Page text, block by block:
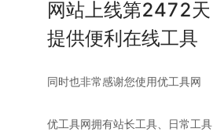
网站上线第2472
提供便利在线工具
同时也非常感谢您使用优工具网
优工具网拥有站长工具、日常工